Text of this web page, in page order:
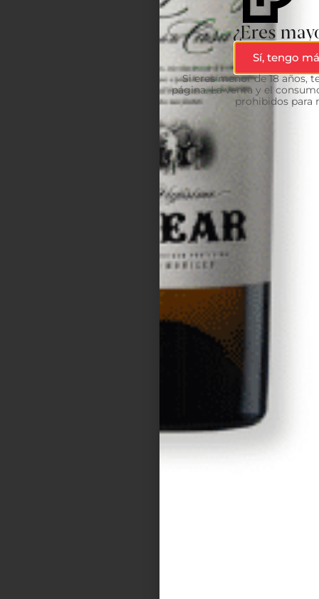
¿Eres
Sí, tengo
Si eres menor de 18 años,
página. La venta y el
prohibidos para